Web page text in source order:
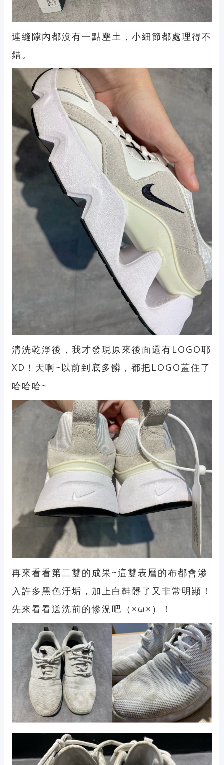
連縫隙內都沒有一點塵土，小細節都處理得不
錯。
清洗乾淨後，我才發現原來後面還有LOGO耶
XD！天啊~以前到底多髒，都把LOGO蓋住了
哈哈哈~
再來看看第二雙的成果~這雙表層的布都會滲
入許多黑色汙垢，加上白鞋髒了又非常明顯！
先來看看送洗前的慘況吧（×ω×）！